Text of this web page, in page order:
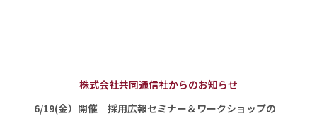
株式会社共同通信社からのお知らせ
6/19(金）開催 採用広報セミナー＆ワークショップの